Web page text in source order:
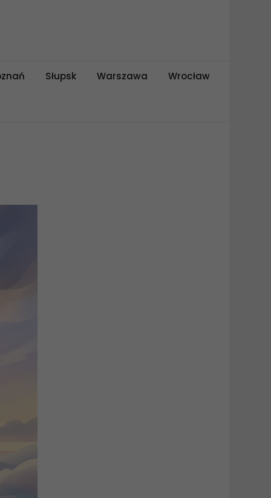
Słupsk Warszawa Wrocław